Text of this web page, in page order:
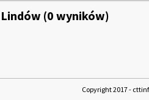
Lindów (0 wyników)
Copyright 2017 -